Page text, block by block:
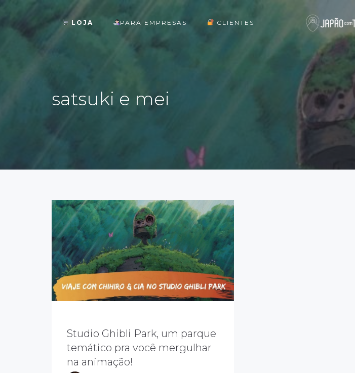
LOJA PARA EMPRESAS CLIENTES
satsuki e mei
Studio Ghibli Park, um parque
temático pra você mergulhar
na animação!
Bem-vindo ao Studio Ghibli Park! Os
principais filmes do estúdio, inspiraram
este parque temático que promete.
Imagina você com o amigo Totoro?